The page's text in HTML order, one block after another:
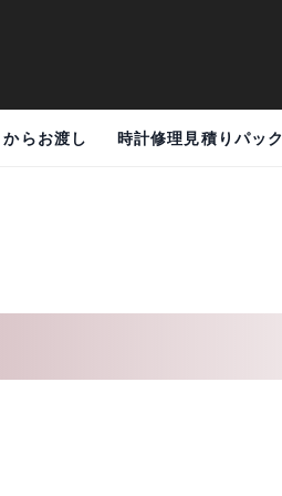
らお渡し 時計修理見積りパック